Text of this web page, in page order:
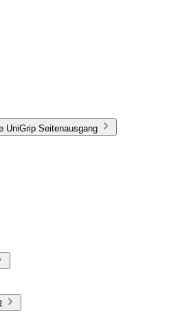
UniGrip Seitenausgang